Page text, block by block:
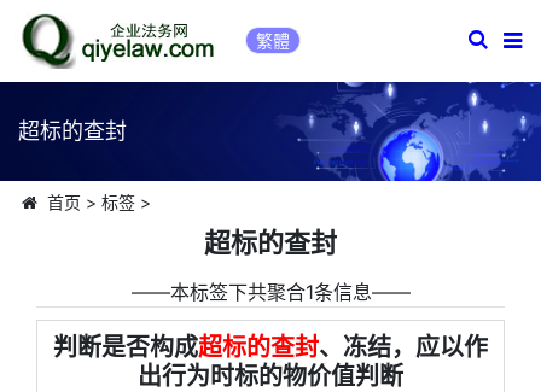
繁體
超标的查封
首页 > 标签>
超标的查封
――本标签下共聚合1条信息――
判断是否构成超标的查封、冻结，应以作
出行为时标的物价值判断